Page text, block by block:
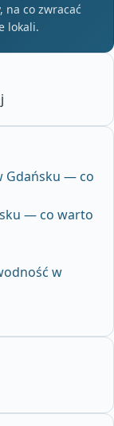
na co zwracać
lokali.
Gdańsku — co
— co warto
w